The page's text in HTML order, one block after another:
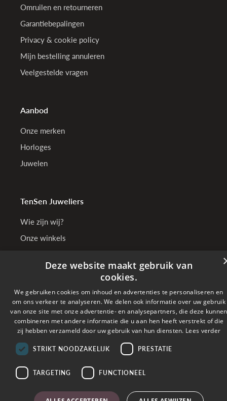
Omruilen en retourneren
Garantiebepalingen
Privacy & cookie policy
Mijn bestelling annuleren
Veelgestelde vragen
Aanbod
Onze merken
Horloges
Juwelen
TenSen Juweliers
Wie zijn wij?
Onze winkels
Online betalen met
Verzonden met
Copyright © 2026 TenSen Juweliers. All rights reserved - BE0407.661.108 - Powered
by Tilroy
Deze website maakt gebruik van
cookies.
We gebruiken cookies om inhoud en advertenties te personaliseren en
om ons verkeer te analyseren. We delen ook informatie over uw gebruik
van onze site met onze advertentie- en analysepartners, die deze kunnen
combineren met andere informatie die u aan hen heeft verstrekt of die
zij hebben verzameld door uw gebruik van hun diensten. Lees verder
STRIKT NOODZAKELIJK PRESTATIE
TARGETING FUNCTIONEEL